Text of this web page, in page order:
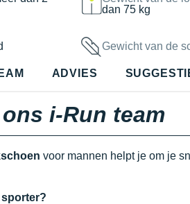
dan 75 kg
Gewicht van de
ADVIES
i-Run team
voor mannen helpt je om je